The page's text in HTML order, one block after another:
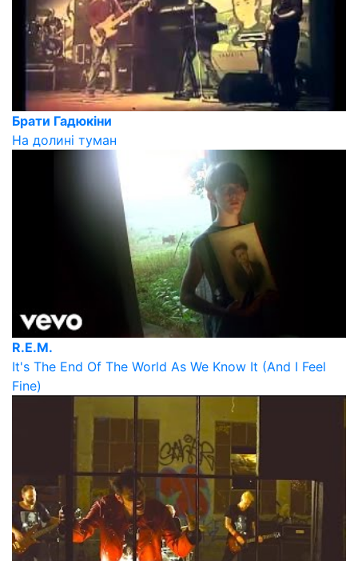
Брати Гадюкіни
На долині туман
R.E.M.
It's The End Of The World As We Know It (And I Feel
Fine)